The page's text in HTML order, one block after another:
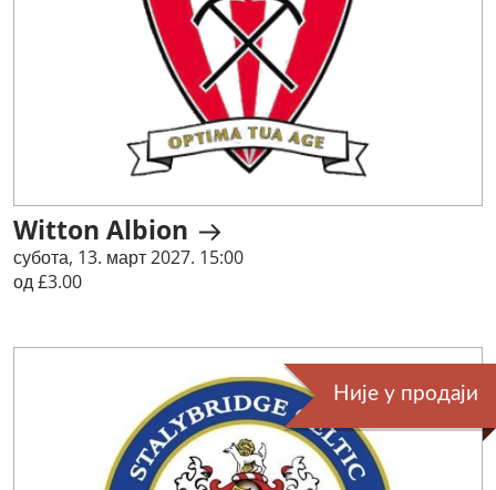
Witton Albion
субота, 13. март 2027. 15:00
од £3.00
Није у продаји